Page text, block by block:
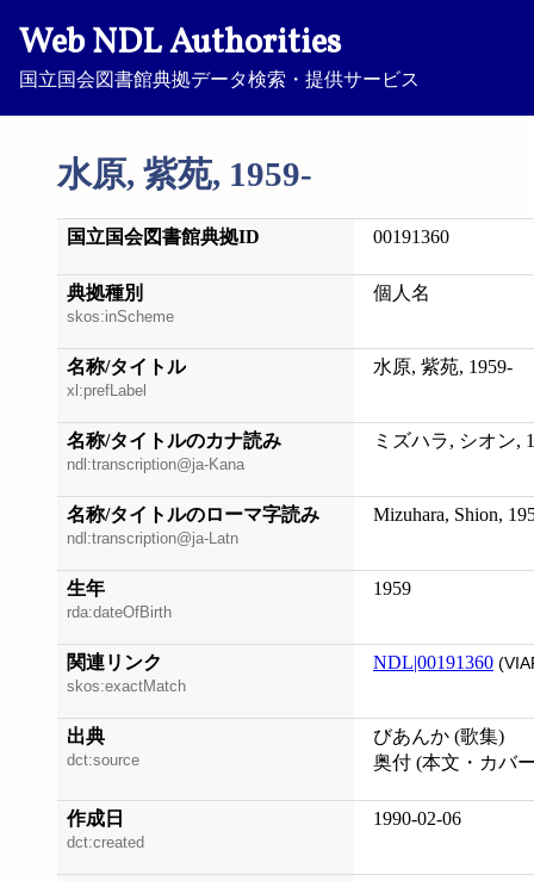
Web NDL Authorities
国立国会図書館典拠データ検索・提供サービス
水原, 紫苑, 1959-
国立国会図書館典拠ID 00191360
典拠種別
skos:inScheme
個人名
名称/タイトル
xl:prefLabel
水原, 紫苑, 1959-
名称/タイトルのカナ読み
ndl:transcription@ja-Kana
ミズハラ, シオン,
名称/タイトルのローマ字読み
ndl:transcription@ja-Latn
Mizuhara, Shion,
生年
rda:dateOfBirth
1959
関連リンク
skos:exactMatch
NDL|00191360
出典
dct:source
びあんか (歌集)
奥付 (本文・カバ
作成日
dct:created
1990-02-06